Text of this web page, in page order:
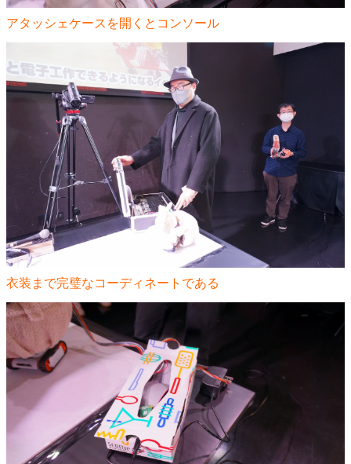
アタッシェケースを開くとコンソール
衣装まで完璧なコーディネートである